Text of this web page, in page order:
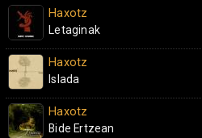
Haxotz
Letaginak
Haxotz
Islada
Haxotz
Bide Ertzean